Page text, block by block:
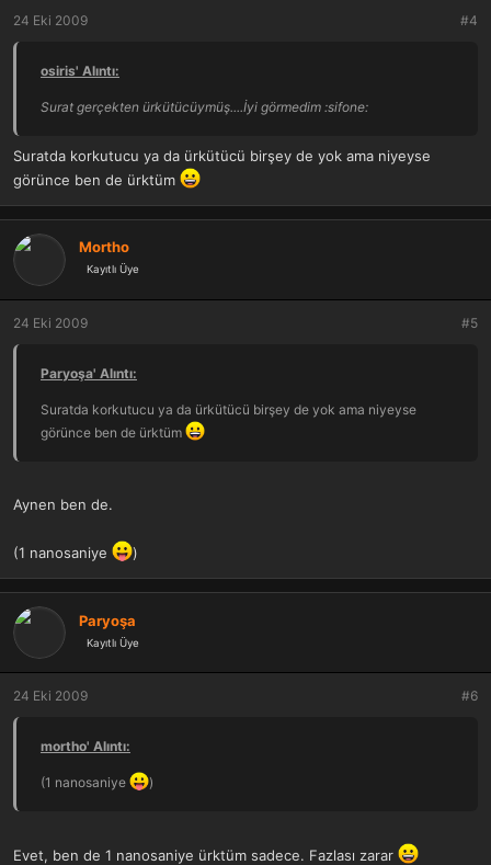
24 Eki 2009 #4
osiris' Alıntı:
Surat gerçekten ürkütücüymüş....İyi görmedim :sifone:
Suratda korkutucu ya da ürkütücü birşey de yok ama niyeyse
görünce ben de ürktüm
Mortho
Kayıtlı Üye
24 Eki 2009 #5
Paryoşa' Alıntı:
Suratda korkutucu ya da ürkütücü birşey de yok ama niyeyse
görünce ben de ürktüm
Aynen ben de.
(1 nanosaniye )
Paryoşa
Kayıtlı Üye
24 Eki 2009 #6
mortho' Alıntı:
(1 nanosaniye )
Evet, ben de 1 nanosaniye ürktüm sadece. Fazlası zarar